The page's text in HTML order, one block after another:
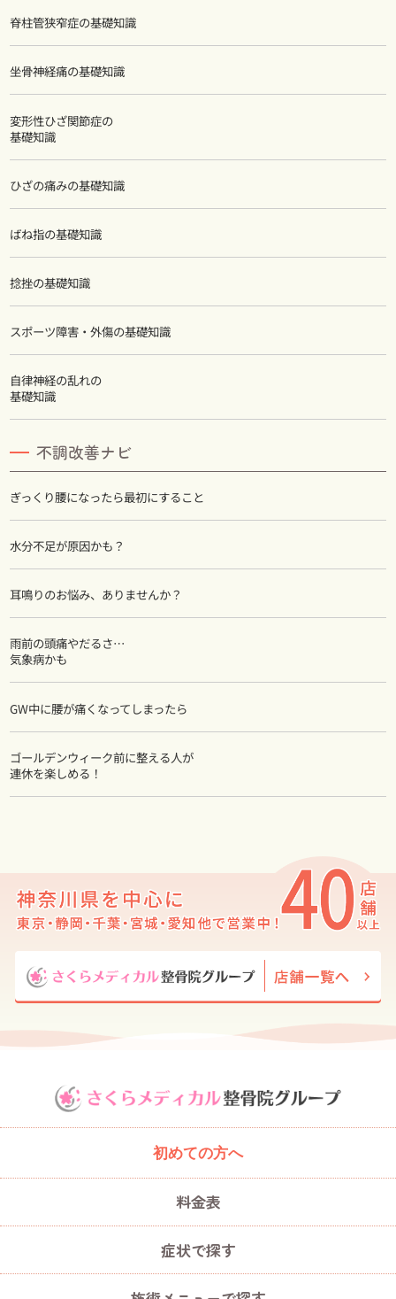
脊柱管狭窄症の基礎知識
坐骨神経痛の基礎知識
変形性ひざ関節症の
基礎知識
ひざの痛みの基礎知識
ばね指の基礎知識
捻挫の基礎知識
スポーツ障害・外傷の基礎知識
自律神経の乱れの
基礎知識
不調改善ナビ
ぎっくり腰になったら最初にすること
水分不足が原因かも？
耳鳴りのお悩み、ありませんか？
雨前の頭痛やだるさ…
気象病かも
GW中に腰が痛くなってしまったら
ゴールデンウィーク前に整える人が
連休を楽しめる！
初めての方へ
料金表
症状で探す